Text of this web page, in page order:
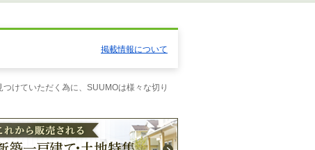
掲載情報について
けていただく為に、SUUMOは様々な切り